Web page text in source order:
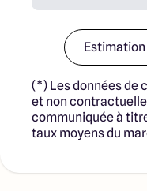
Estimation
(*) Les données de
et non
communiquée à
taux moyens du